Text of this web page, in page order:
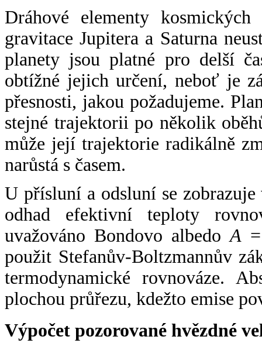
Dráhové elementy
gravitace Jupitera a Saturna
planety jsou platné pro delší
obtížné jejich určení, neboť je
přesnosti, jakou požadujeme.
stejné trajektorii po několik
může její trajektorie radikálně
narůstá s časem.
U přísluní a odsluní se
odhad efektivní teploty
uvažováno Bondovo albedoA
použit Stefanův-Boltzmannův
termodynamické rovnováze.
plochou průřezu, kdežto emise
Výpočet pozorované hvězdné